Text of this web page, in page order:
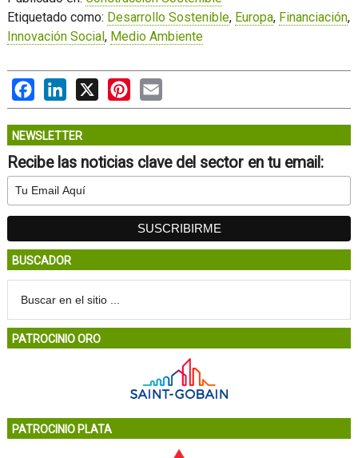
Etiquetado como: Desarrollo Sostenible, Europa, Financiación,
Innovación Social, Medio Ambiente
FacebookLinkedIn
X PinterestEmail
NEWSLETTER
Recibe las noticias clave del sector en tu email:
BUSCADOR
PATROCINIO ORO
PATROCINIO PLATA